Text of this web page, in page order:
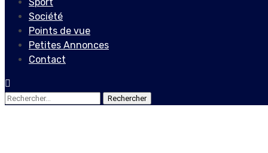
Société
Points de vue
Petites Annonces
Contact
Rechercher :